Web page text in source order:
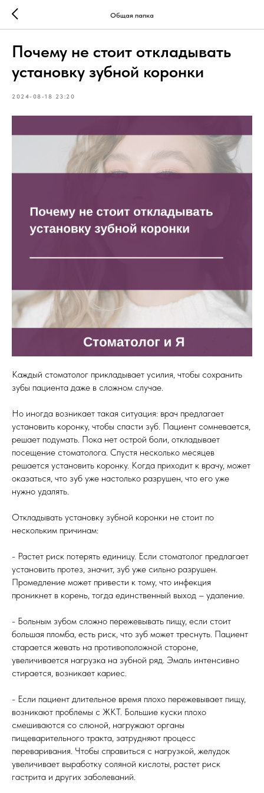
Общая папка
Почему не стоит откладывать
установку зубной коронки
2024-08-18 23:20
Каждый стоматолог прикладывает усилия, чтобы сохранить
зубы пациента даже в сложном случае.
Но иногда возникает такая ситуация: врач предлагает
установить коронку, чтобы спасти зуб. Пациент сомневается,
решает подумать. Пока нет острой боли, откладывает
посещение стоматолога. Спустя несколько месяцев
решается установить коронку. Когда приходит к врачу, может
оказаться, что зуб уже настолько разрушен, что его уже
нужно удалять.
Откладывать установку зубной коронки не стоит по
нескольким причинам:
- Растет риск потерять единицу. Если стоматолог предлагает
установить протез, значит, зуб уже сильно разрушен.
Промедление может привести к тому, что инфекция
проникнет в корень, тогда единственный выход – удаление.
- Больным зубом сложно пережевывать пищу, если стоит
большая пломба, есть риск, что зуб может треснуть. Пациент
старается жевать на противоположной стороне,
увеличивается нагрузка на зубной ряд. Эмаль интенсивно
стирается, возникает кариес.
- Если пациент длительное время плохо пережевывает пищу,
возникают проблемы с ЖКТ. Большие куски плохо
смешиваются со слюной, нагружают органы
пищеварительного тракта, затрудняют процесс
переваривания. Чтобы справиться с нагрузкой, желудок
увеличивает выработку соляной кислоты, растет риск
гастрита и других заболеваний.